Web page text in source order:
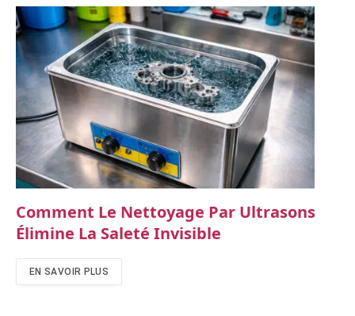
Comment Le Nettoyage Par Ultrasons
Élimine La Saleté Invisible
EN SAVOIR PLUS